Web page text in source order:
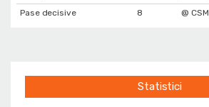
Pase decisive
8 @ CSM
Statistici